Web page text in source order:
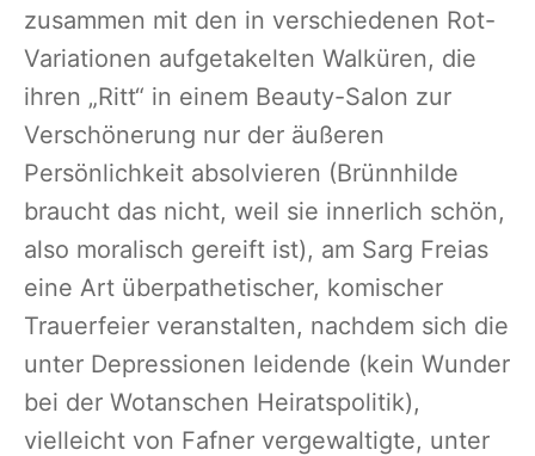
zusammen mit den in verschiedenen Rot-
Variationen aufgetakelten Walküren, die
ihren „Ritt“ in einem Beauty-Salon zur
Verschönerung nur der äußeren
Persönlichkeit absolvieren (Brünnhilde
braucht das nicht, weil sie innerlich schön,
also moralisch gereift ist), am Sarg Freias
eine Art überpathetischer, komischer
Trauerfeier veranstalten, nachdem sich die
unter Depressionen leidende (kein Wunder
bei der Wotanschen Heiratspolitik),
vielleicht von Fafner vergewaltigte, unter